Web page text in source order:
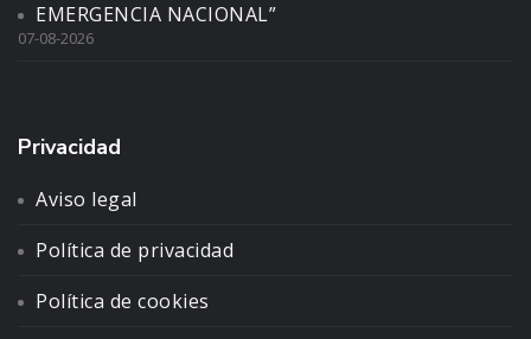
EMERGENCIA NACIONAL”
07-08-2026
Privacidad
Aviso legal
Política de privacidad
Política de cookies